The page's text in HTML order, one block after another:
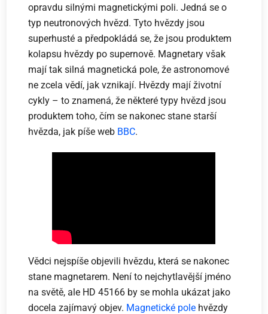
opravdu silnými magnetickými poli. Jedná se o
typ neutronových hvězd. Tyto hvězdy jsou
superhusté a předpokládá se, že jsou produktem
kolapsu hvězdy po supernově. Magnetary však
mají tak silná magnetická pole, že astronomové
ne zcela vědí, jak vznikají. Hvězdy mají životní
cykly – to znamená, že některé typy hvězd jsou
produktem toho, čím se nakonec stane starší
hvězda, jak píše web BBC.
Vědci nejspíše objevili hvězdu, která se nakonec
stane magnetarem. Není to nejchytlavější jméno
na světě, ale HD 45166 by se mohla ukázat jako
docela zajímavý objev. Magnetické pole hvězdy